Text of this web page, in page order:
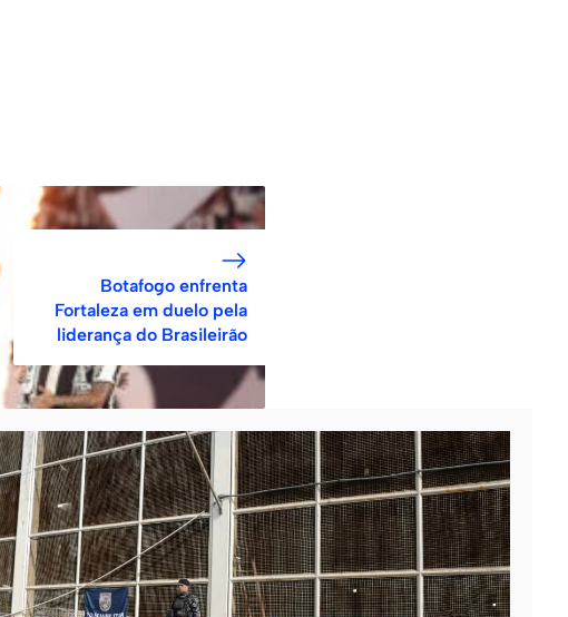
Botafogo enfrenta
Fortaleza em duelo pela
liderança do Brasileirão